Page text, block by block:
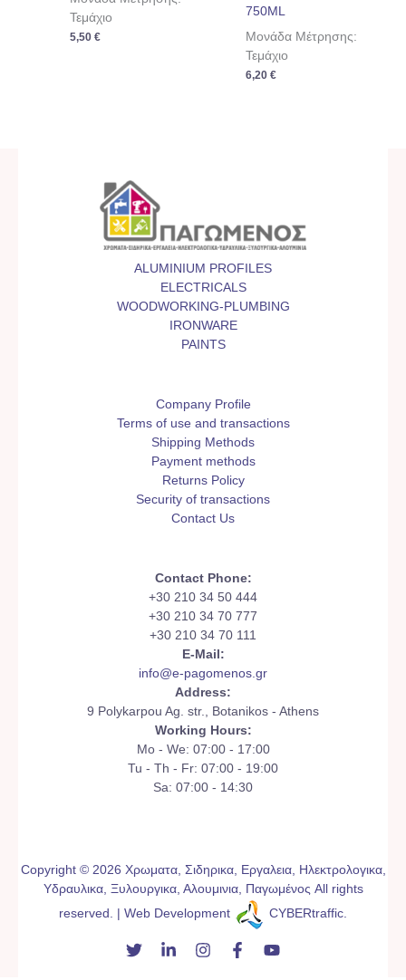
Τεμάχιο
5,50€
750ML
Μονάδα Μέτρησης:
Τεμάχιο
6,20 €
ALUMINIUM PROFILES
ELECTRICALS
WOODWORKING-PLUMBING
IRONWARE
PAINTS
Company Profile
Terms of use and transactions
Shipping Methods
Payment methods
Returns Policy
Security of transactions
Contact Us
Contact Phone:
+30 210 34 50 444
+30 210 34 70 777
+30 210 34 70 111
E-Mail:
info@e-pagomenos.gr
Address:
9 Polykarpou Ag. str., Botanikos - Athens
Working Hours:
Mo - We: 07:00 - 17:00
Tu - Th - Fr: 07:00 - 19:00
Sa: 07:00 - 14:30
Copyright © 2026 Χρωματα, Σιδηρικα, Εργαλεια, Ηλεκτρολογικα,
Υδραυλικα, Ξυλουργικα, Αλουμινια, Παγωμένος All rights
reserved. | Web Development
CYBERtraffic